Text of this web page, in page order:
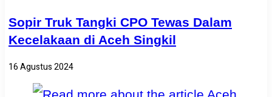
Sopir Truk Tangki CPO Tewas Dalam
Kecelakaan di Aceh Singkil
16 Agustus 2024